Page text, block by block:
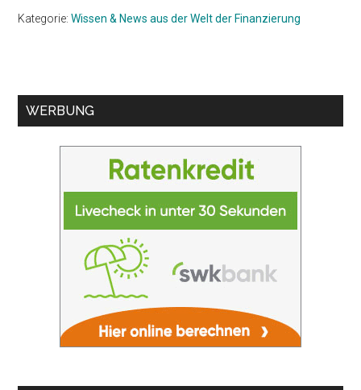
Kategorie:Wissen & News aus der Welt der Finanzierung
Seitenspalte
WERBUNG